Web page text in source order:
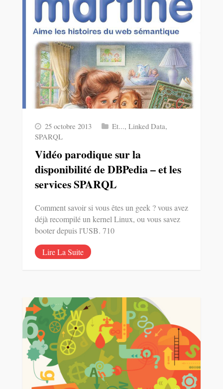
25 octobre 2013 Et..., Linked Data,
SPARQL
Vidéo parodique sur la
disponibilité de DBPedia – et les
services SPARQL
Comment savoir si vous êtes un geek ? vous avez
déjà recompilé un kernel Linux, ou vous savez
booter depuis l'USB. 710
Lire La Suite